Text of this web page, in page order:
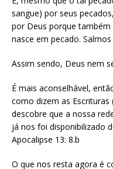
sangue) por seus
por Deus porque
nasce em pecado. Salmos
Assim sendo, Deus nem
É mais aconselhável,
como dizem as Escrituras
descobre que a nossa
já nos foi disponibilizado
Apocalipse 13: 8.b
O que nos resta agora é